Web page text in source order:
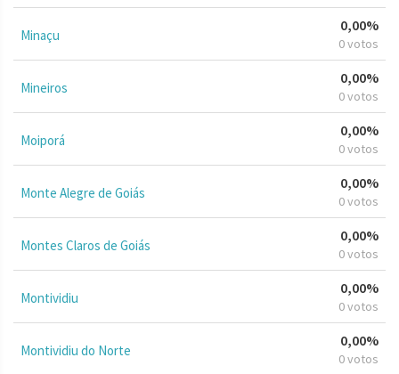
Minaçu
0,00%
0 votos
Mineiros
0,00%
0 votos
Moiporá
0,00%
0 votos
Monte Alegre de Goiás
0,00%
0 votos
Montes Claros de Goiás
0,00%
0 votos
Montividiu
0,00%
0 votos
Montividiu do Norte
0,00%
0 votos